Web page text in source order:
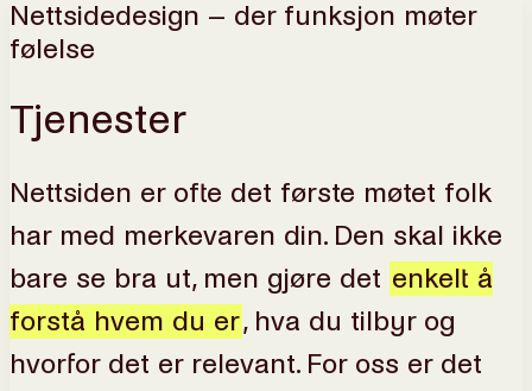
Nettsidedesign – der funksjon møter
følelse
Tjenester
Nettsiden er ofte det første møtet folk
har med merkevaren din. Den skal ikke
bare se bra ut, men gjøre det enkelt å
forstå hvem du er, hva du tilbyr og
hvorfor det er relevant. For oss er det